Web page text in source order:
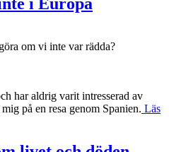
om vi inte var rädda?
har aldrig varit intresserad av
på en resa genom Spanien. Läs